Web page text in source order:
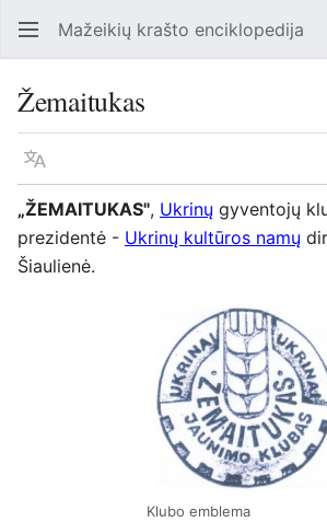
Mažeikių krašto enciklopedija
Žemaitukas
Kalba
„ŽEMAITUKAS", Ukrinų gyventojų
prezidentė - Ukrinų kultūros namų
Šiaulienė.
Klubo emblema